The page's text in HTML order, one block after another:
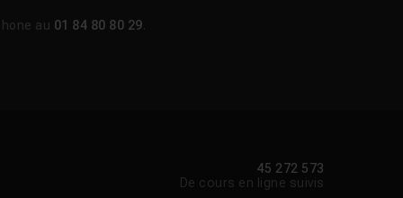
au 01 84 80 80 29.
45 272 573
De cours en ligne suivis